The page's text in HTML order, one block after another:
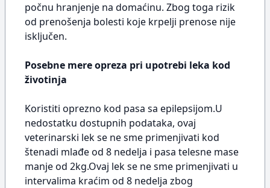
počnu hranjenje na domaćinu. Zbog toga rizik
od prenošenja bolesti koje krpelji prenose nije
isključen.
Posebne mere opreza pri upotrebi leka kod
životinja
Koristiti oprezno kod pasa sa epilepsijom.U
nedostatku dostupnih podataka, ovaj
veterinarski lek se ne sme primenjivati kod
štenadi mlađe od 8 nedelja i pasa telesne mase
manje od 2kg.Ovaj lek se ne sme primenjivati u
intervalima kraćim od 8 nedelja zbog